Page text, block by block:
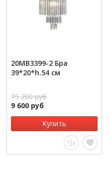
20MB3399-2 Бра
39*20*h.54 см
19 200 руб
9 600 руб
Купить